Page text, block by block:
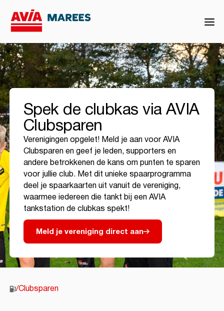
Spek de clubkas via AVIA
Clubsparen
Verenigingen opgelet! Meld je aan voor AVIA
Clubsparen en geef je leden, supporters en
andere betrokkenen de kans om punten te sparen
voor jullie club. Met dit unieke spaarprogramma
deel je spaarkaarten uit vanuit de vereniging,
waarmee iedereen die tankt bij een AVIA
tankstation de clubkas spekt!
Meld je vereniging direct aan
/Clubsparen